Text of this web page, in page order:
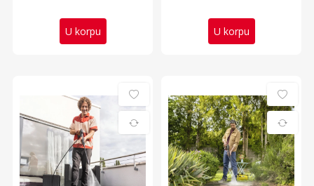
U korpu U korpu